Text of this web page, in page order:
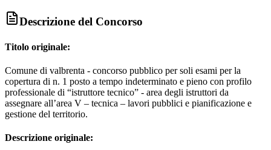
Descrizione del Concorso
Titolo originale:
Comune di valbrenta - concorso pubblico per soli esami per la
copertura di n. 1 posto a tempo indeterminato e pieno con profilo
professionale di “istruttore tecnico” - area degli istruttori da
assegnare all’area V – tecnica – lavori pubblici e pianificazione e
gestione del territorio.
Descrizione originale: